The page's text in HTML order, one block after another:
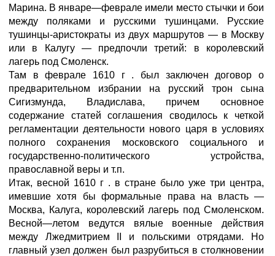
Марина. В январе—феврале имели место стычки и бои
между поляками и русскими тушинцами. Русские
тушинцы-аристократы из двух маршрутов — в Москву
или в Калугу — предпочли третий: в королевский
лагерь под Смоленск.
Там в феврале 1610 г . был заключен договор о
предварительном избрании на русский трон сына
Сигизмунда, Владислава, причем основное
содержание статей соглашения сводилось к четкой
регламентации деятельности нового царя в условиях
полного сохранения московского социального и
государственно-политического устройства,
православной веры и т.п.
Итак, весной 1610 г . в стране было уже три центра,
имевшие хотя бы формальные права на власть —
Москва, Калуга, королевский лагерь под Смоленском.
Весной—летом ведутся вялые военные действия
между Лжедмитрием II и польскими отрядами. Но
главный узел должен был разрубиться в столкновении